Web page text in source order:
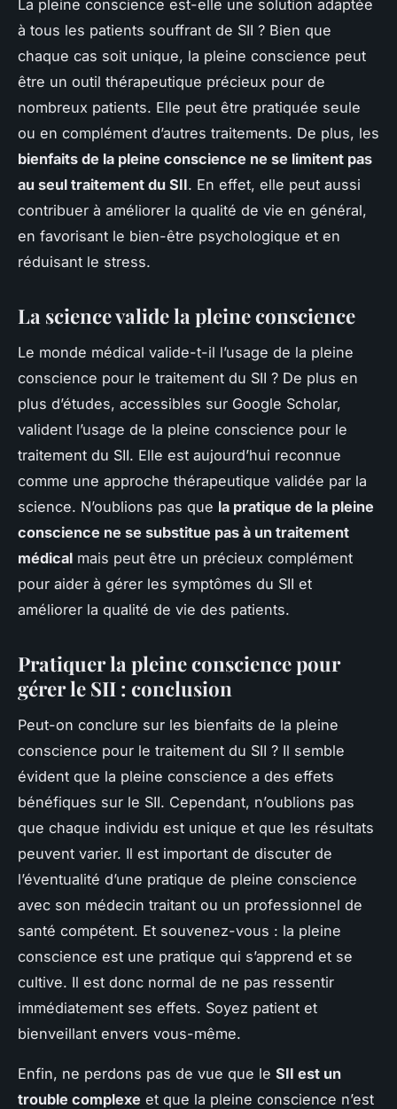
La pleine conscience est-elle une solution adaptée
à tous les patients souffrant de SII ? Bien que
chaque cas soit unique, la pleine conscience peut
être un outil thérapeutique précieux pour de
nombreux patients. Elle peut être pratiquée seule
ou en complément d’autres traitements. De plus, les
bienfaits de la pleine conscience ne se limitent pas
au seul traitement du SII. En effet, elle peut aussi
contribuer à améliorer la qualité de vie en général,
en favorisant le bien-être psychologique et en
réduisant le stress.
La science valide la pleine conscience
Le monde médical valide-t-il l’usage de la pleine
conscience pour le traitement du SII ? De plus en
plus d’études, accessibles sur Google Scholar,
valident l’usage de la pleine conscience pour le
traitement du SII. Elle est aujourd’hui reconnue
comme une approche thérapeutique validée par la
science. N’oublions pas que la pratique de la pleine
conscience ne se substitue pas à un traitement
médical mais peut être un précieux complément
pour aider à gérer les symptômes du SII et
améliorer la qualité de vie des patients.
Pratiquer la pleine conscience pour
gérer le SII : conclusion
Peut-on conclure sur les bienfaits de la pleine
conscience pour le traitement du SII ? Il semble
évident que la pleine conscience a des effets
bénéfiques sur le SII. Cependant, n’oublions pas
que chaque individu est unique et que les résultats
peuvent varier. Il est important de discuter de
l’éventualité d’une pratique de pleine conscience
avec son médecin traitant ou un professionnel de
santé compétent. Et souvenez-vous : la pleine
conscience est une pratique qui s’apprend et se
cultive. Il est donc normal de ne pas ressentir
immédiatement ses effets. Soyez patient et
bienveillant envers vous-même.
Enfin, ne perdons pas de vue que le SII est un
trouble complexe et que la pleine conscience n’est